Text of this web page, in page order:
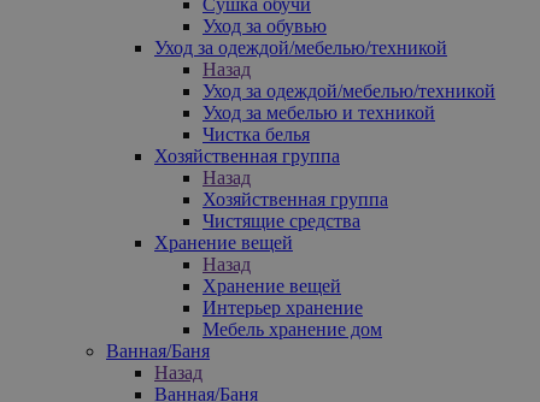
Уход за обувью
Уход за одеждой/мебелью/техникой
Назад
Уход за одеждой/мебелью/техникой
Уход за мебелью и техникой
Чистка белья
Хозяйственная группа
Назад
Хозяйственная группа
Чистящие средства
Хранение вещей
Назад
Хранение вещей
Интерьер хранение
Мебель хранение дом
Ванная/Баня
Назад
Ванная/Баня